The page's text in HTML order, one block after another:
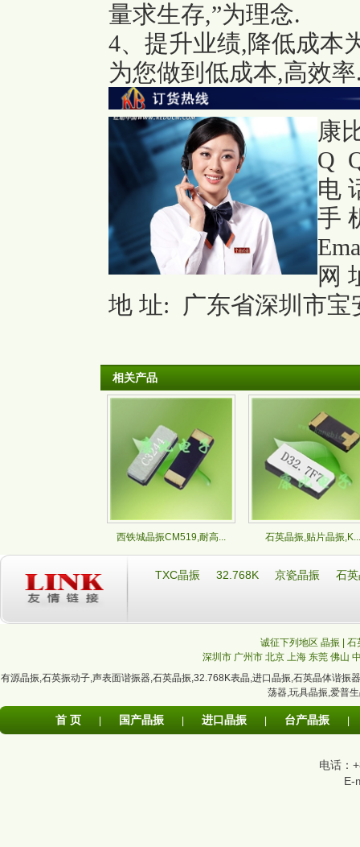
量求生存,”为理念.
4、提升业绩,降低成本
为您做到低成本,高效
康
Q
电
手
网
地 址: 广东省深圳市宝
相关产品
西铁城晶振CM519,耐高... 石英晶振,贴片晶振,K...
TXC晶振 32.768K 京瓷晶振 石
诚征下列地区 晶振 |
深圳市 广州市 北京 上海 东莞 佛山
有源晶振,石英振动子,声表面谐振器,石英晶振,32.768K表晶,进口晶振,石英晶体谐振器
荡器,玩具晶振,爱普
首 页 国产晶振 进口晶振 台产晶振
电话：
E-